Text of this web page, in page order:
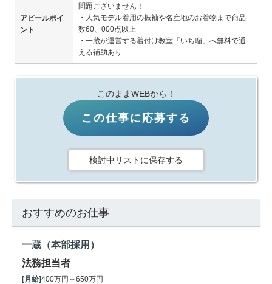
アピールポイ
ント
問題ございません！
・人気モデル着用の振袖や名産地のお着物まで商品
数60、000点以上
・一蔵が運営する着付け教室「いち瑠」へ無料で通
える補助あり
このままWEBから！
この仕事に応募する
検討中リストに保存する
おすすめのお仕事
一蔵（本部採用）
法務担当者
[月給]400万円～650万円